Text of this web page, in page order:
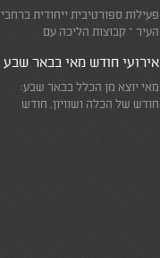
פעילות ספורטיבית ייחודית ברחבי
העיר – קבוצות הליכה עם
אירועי חודש מאי בבאר שבע
מאי יוצא מן הכלל בבאר שבע:
חודש של הכלה ושוויון. חודש